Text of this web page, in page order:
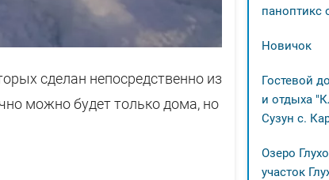
сделан непосредственно из
можно будет только дома, но
паноптикс
Новичок
Гостевой
и отдыха
Сузун с.
Озеро
участок